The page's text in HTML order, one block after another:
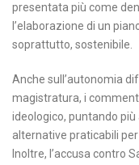
presentata più come
l’elaborazione di un
soprattutto, sostenibile.
Anche sull’autonomia
magistratura, i
ideologico, puntando
alternative praticabili
Inoltre, l’accusa contro